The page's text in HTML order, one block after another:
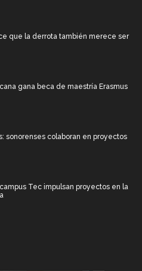
que la derrota también merece ser
gana beca de maestría Erasmus
sonorenses colaboran en proyectos
Tec impulsan proyectos en la